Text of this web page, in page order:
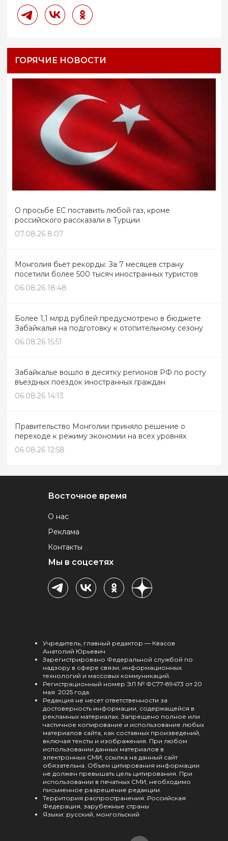
ГОРЯЧИЕ НОВОСТИ
О просьбе ЕС поставить любой газ, кроме
российского рассказали в Турции
07.08.26 8:07
Монголия бьет рекорды: За 7 месяцев страну
посетили более 500 тысяч иностранных туристов
06.08.26 18:48
Более 1,1 млрд рублей предусмотрено в бюджете
Забайкалья на подготовку к отопительному сезону
06.08.26 15:51
Забайкалье вошло в десятку регионов РФ по росту
въездных поездок иностранных граждан
06.08.26 14:13
Правительство Монголии приняло решение о
переходе к режиму экономии на всех уровнях
06.08.26 12:58
Восточное время
О нас
Реклама
Контакты
Мы в соцсетях
Учредитель, главный редактор — Квасов
Анатолий Юрьевич
Зарегистрировано Федеральной службой по
надзору в сфере связи, информационных
технологий и массовых коммуникаций.
Регистрационный номер ЭЛ № ФС77-89473 от 20
мая 2025 года.
Редакция не несет ответственности за
достоверность информации, содержащейся в
рекламных материалах. Запрещено полное или
частичное копирование и использование любых
материалов сайта, как составных произведений,
включая тексты и изображения. При любом
использовании данных материалов в
электронных СМИ, ссылка на данный сайт
обязательна. Объем цитирования информации
не должен превышать цель цитирования. При
использовании в печатных СМИ, необходимо
письменное разрешение редакции.
Территория распространения: Российская
Федерация, зарубежные страны
Языки: русский, монгольский